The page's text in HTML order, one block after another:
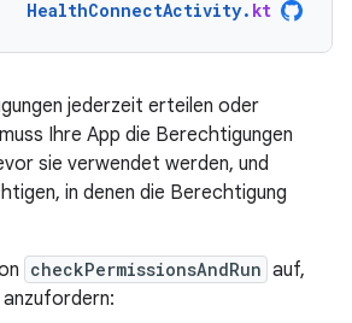
HealthConnectActivity. kt
jederzeit erteilen oder
Ihre App die Berechtigungen
sie verwendet werden, und
in denen die Berechtigung
checkPermissionsAndRun auf,